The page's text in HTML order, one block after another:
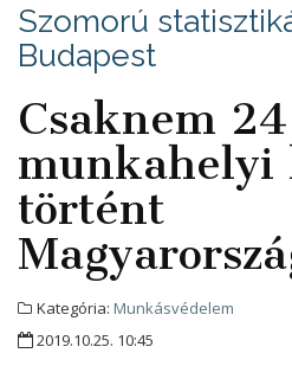
Szomorú
Budapest
Csaknem
munkahelyi
történt
Kategória: Munkásvédelem
2019.10.25. 10:45